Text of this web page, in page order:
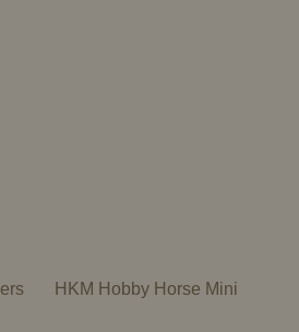
HKM Hobby Horse Mini